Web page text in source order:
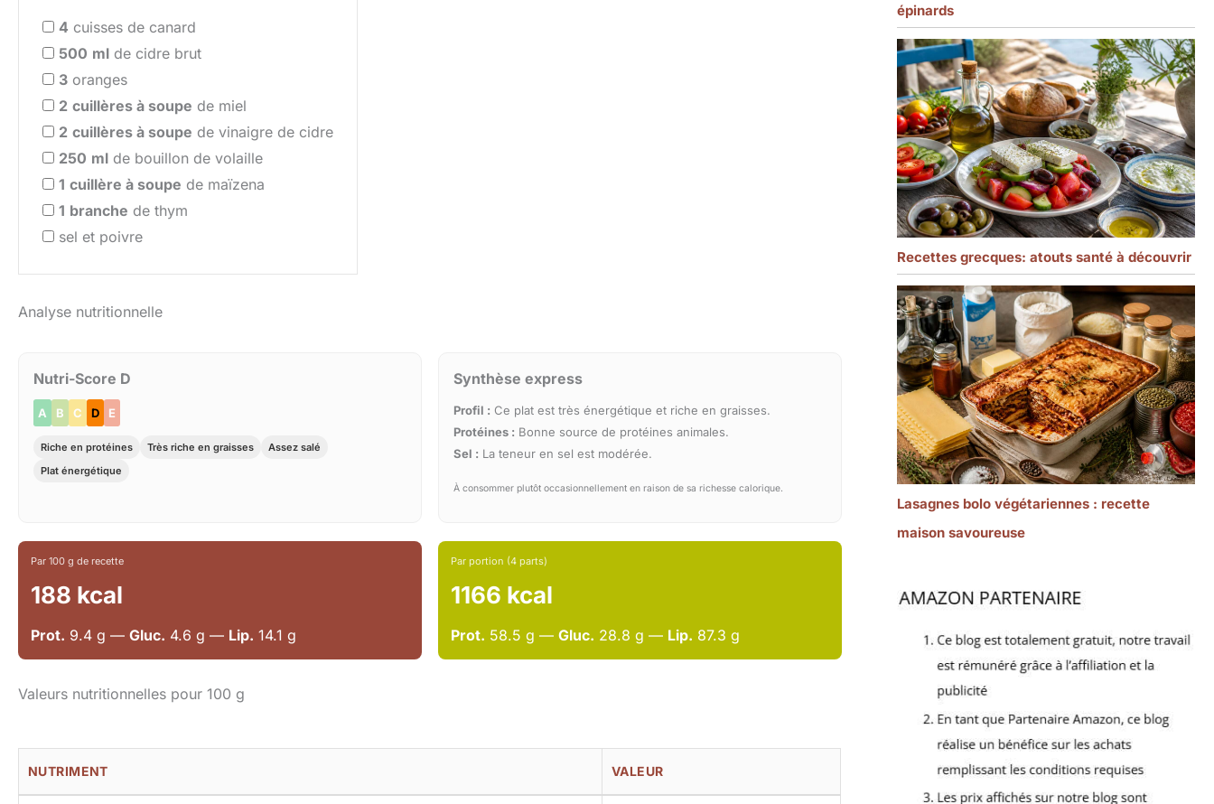
4 cuisses de canard
500 ml de cidre brut
3 oranges
2 cuillères à soupe de miel
2 cuillères à soupe de vinaigre de cidre
250 ml de bouillon de volaille
1 cuillère à soupe de maïzena
1 branche de thym
sel et poivre
Analyse nutritionnelle
Nutri-Score D
A B C D E
Riche en protéines Très riche en graisses
Assez salé
Plat énergétique
Synthèse express
Profil : Ce plat est très énergétique et riche en graisses.
Protéines : Bonne source de protéines animales.
Sel : La teneur en sel est modérée.
À consommer plutôt occasionnellement en raison de sa richesse calorique.
Par 100 g de recette
188 kcal
Prot. 9.4 g — Gluc. 4.6 g — Lip. 14.1 g
Par portion (4 parts)
1166 kcal
Prot. 58.5 g —Gluc. 28.8 g — Lip. 87.3 g
Valeurs nutritionnelles pour 100 g
NUTRIMENT VALEUR
épinards
Recettes grecques: atouts santé à découvrir
Lasagnes bolo végétariennes : recette
maison savoureuse